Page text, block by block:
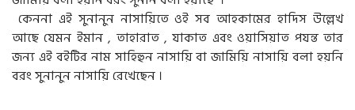
কেননা এই সুনানুন নাসায়িতে ওই সব আহকামের হাদিস উল্লেখ
আছে যেমন ইমান , তাহারাত , যাকাত এবং ওয়াসিয়াত পযন্ত তার
জন্য এই বইটির নাম সাহিহুন নাসায়ি বা জামিয়ি নাসায়ি বলা হয়নি
বরং সুনানুন নাসায়ি রেখেছেন ।